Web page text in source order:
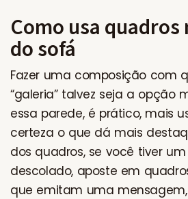
Como usa quadros
do sofá
Fazer uma composição com
“galeria” talvez seja a opção
essa parede, é prático, mais
certeza o que dá mais
dos quadros, se você tiver
descolado, aposte em
que emitam uma